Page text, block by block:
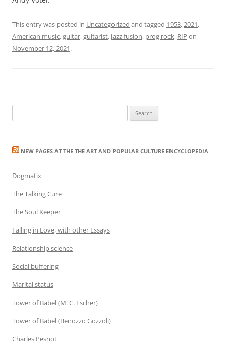
This entry was posted in Uncategorized and tagged 1953,2021,
American music,guitar,guitarist, jazz fusion, prog rock, RIP on
November 12, 2021.
for:
NEW PAGES AT THE THE ART AND POPULAR CULTURE ENCYCLOPEDIA
Dogmatix
The Talking Cure
The Soul Keeper
Falling in Love, with other Essays
Relationship science
Social buffering
Marital status
Tower of Babel (M. C. Escher)
Tower of Babel (Benozzo Gozzoli)
Charles Pesnot